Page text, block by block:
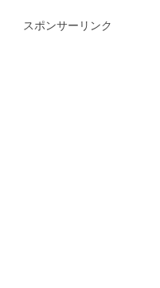
スポンサーリンク